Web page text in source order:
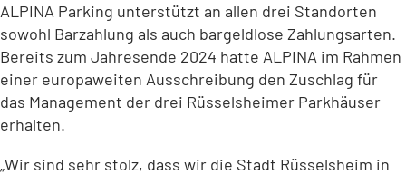
ALPINA Parking unterstützt an allen drei Standorten
sowohl Barzahlung als auch bargeldlose Zahlungsarten.
Bereits zum Jahresende 2024 hatte ALPINA im Rahmen
einer europaweiten Ausschreibung den Zuschlag für
das Management der drei Rüsselsheimer Parkhäuser
erhalten.
„Wir sind sehr stolz, dass wir die Stadt Rüsselsheim in